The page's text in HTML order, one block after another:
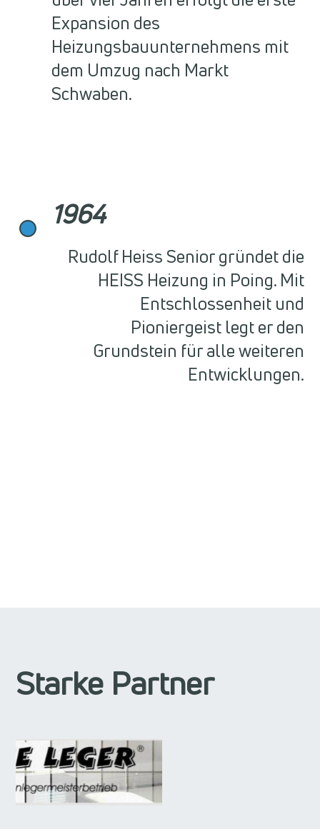
Expansion des
Heizungsbauunternehmens mit
dem Umzug nach Markt
Schwaben.
1964
Rudolf Heiss Senior gründet die
HEISS Heizung in Poing. Mit
Entschlossenheit und
Pioniergeist legt er den
Grundstein für alle weiteren
Entwicklungen.
Starke Partner